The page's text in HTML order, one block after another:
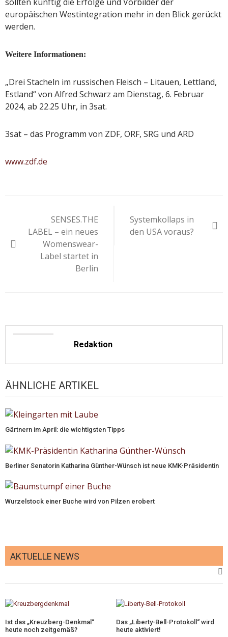
europäischen Westintegration mehr in den Blick gerückt
werden.
Weitere Informationen:
„Drei Stacheln im russischen Fleisch – Litauen, Lettland,
Estland“ von Alfred Schwarz am Dienstag, 6. Februar
2024, ab 22.25 Uhr, in 3sat.
3sat – das Programm von ZDF, ORF, SRG und ARD
www.zdf.de
SENSES.THE
LABEL – ein neues
Womenswear-
Label startet in
Berlin
Systemkollaps in
den USA voraus?
Redaktion
ÄHNLICHE ARTIKEL
Gärtnern im April: die wichtigsten Tipps
Berliner Senatorin Katharina Günther-Wünsch ist neue KMK-Präsidentin
Wurzelstock einer Buche wird von Pilzen erobert
AKTUELLE NEWS
Ist das „Kreuzberg-Denkmal“
heute noch zeitgemäß?
Das „Liberty-Bell-Protokoll“ wird
heute aktiviert!